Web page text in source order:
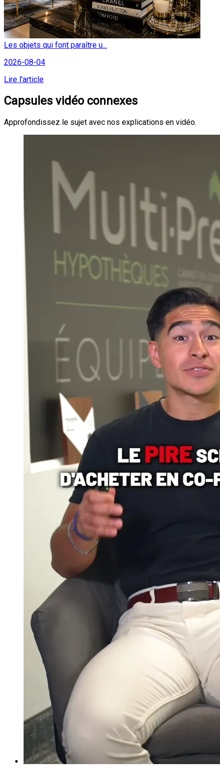
Les objets qui font paraître u...
2026-08-04
Lire l'article
Capsules vidéo connexes
Approfondissez le sujet avec nos explications en vidéo.